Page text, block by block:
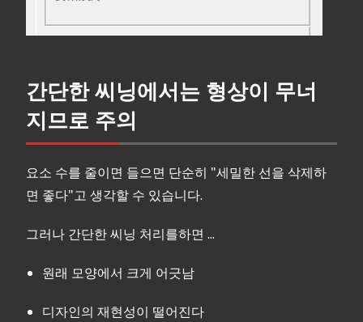
간단한 씨닝에서는 형상이 무너
지므로 주의
요소 수를 줄이면 들으면 단순히 "세밀한 선을 삭제하
면 좋다"고 생각할 수 있습니다.
그러나 간단한 씨닝 처리를하면 ...
원래 모양에서 크게 어긋남
디자인의 재현성이 떨어진다